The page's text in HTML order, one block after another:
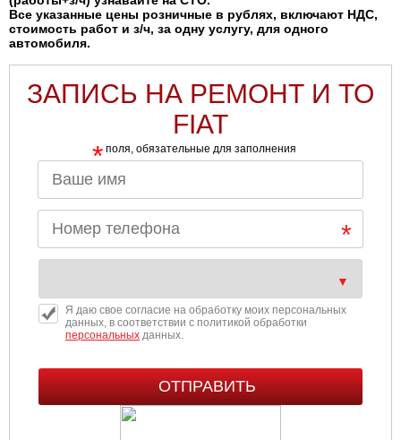
Все указанные цены розничные в рублях, включают НДС,
стоимость работ и з/ч, за одну услугу, для одного
автомобиля.
ЗАПИСЬ НА РЕМОНТ И ТО
FIAT
* поля, обязательные для заполнения
Я даю свое согласие на обработку моих персональных
данных, в соответствии с политикой обработки
персональныхданных.